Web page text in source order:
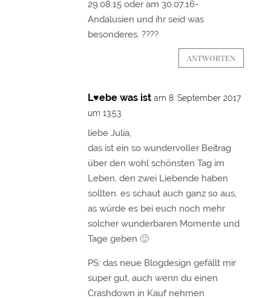
29.08.15 oder am 30.07.16-
Andalusien und ihr seid was
besonderes. ????
ANTWORTEN
L♥ebe was ist am 8. September 2017
um 13:53
liebe Julia,
das ist ein so wundervoller Beitrag
über den wohl schönsten Tag im
Leben, den zwei Liebende haben
sollten. es schaut auch ganz so aus,
as würde es bei euch noch mehr
solcher wunderbaren Momente und
Tage geben 🙂
PS: das neue Blogdesign gefällt mir
super gut, auch wenn du einen
Crashdown in Kauf nehmen